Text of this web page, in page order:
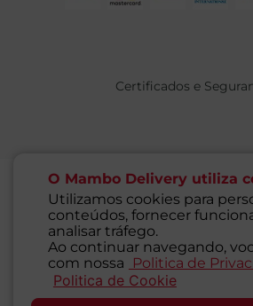
O Mambo Delivery utiliza
Utilizamos cookies para
conteúdos, fornecer
analisar tráfego.
Ao continuar navegando,
com nossa
Politica de
Politica de Cookie
Certificados e
@ 2021 MAMBO - TODOS OS
Supermercados Mambo
CNPJ: 71.676.316/0001-46 - Inscrição
Endereço: Rua Guaipá, 255 - Vila